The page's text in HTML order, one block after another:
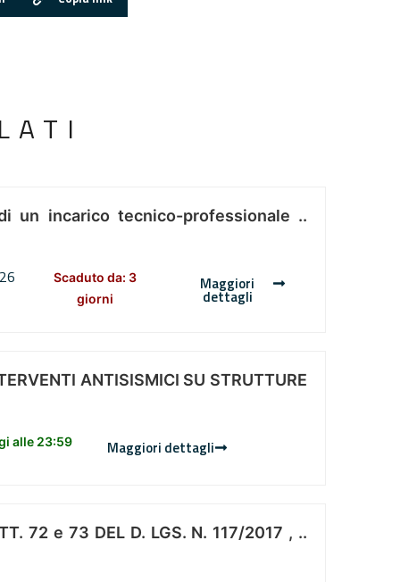
un incarico tecnico-professionale ..
Scaduto da: 3
giorni
Maggiori
dettagli
ANTISISMICI SU STRUTTURE
alle 23:59 Maggiori dettagli
72 e 73 DEL D. LGS. N. 117/2017 , ..